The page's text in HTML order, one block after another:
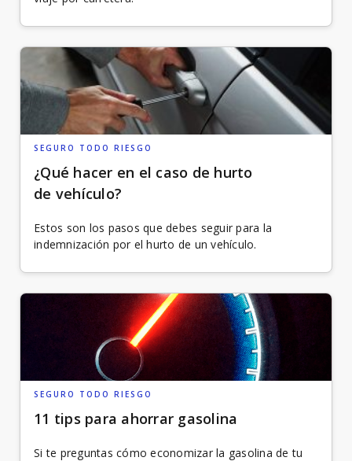
SEGURO TODO RIESGO
¿Qué hacer en el caso de hurto
de vehículo?
Estos son los pasos que debes seguir para la
indemnización por el hurto de un vehículo.
SEGURO TODO RIESGO
11 tips para ahorrar gasolina
Si te preguntas cómo economizar la gasolina de tu